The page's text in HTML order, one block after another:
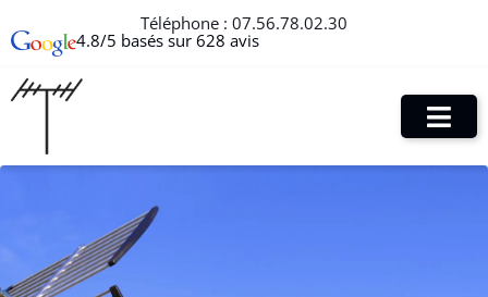
Téléphone : 07.56.78.02.30
4.8/5 basés sur 628 avis